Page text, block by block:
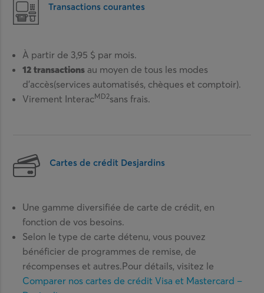
Transactions courantes
À partir de 3,95 $ par mois.
12 transactions au moyen de tous les modes
d’accès(services automatisés, chèques et comptoir).
Virement InteracMD2sans frais.
Cartes de crédit Desjardins
Une gamme diversifiée de carte de crédit, en
fonction de vos besoins.
Selon le type de carte détenu, vous pouvez
bénéficier de programmes de remise, de
récompenses et autres.Pour détails, visitez le
Comparer nos cartes de crédit Visa et Mastercard –